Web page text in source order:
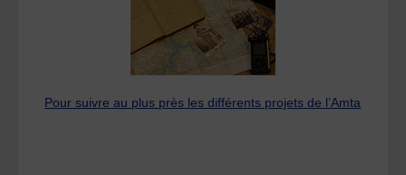
Pour suivre au plus près les différents projets de l’Amta